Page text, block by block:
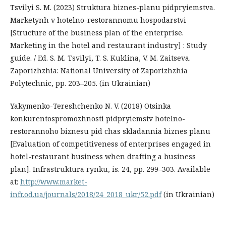
Tsvilyi S. M. (2023) Struktura biznes-planu pidpryiemstva.
Marketynh v hotelno-restorannomu hospodarstvi
[Structure of the business plan of the enterprise.
Marketing in the hotel and restaurant industry] : Study
guide. / Ed. S. M. Tsvilyi, T. S. Kuklina, V. M. Zaitseva.
Zaporizhzhia: National University of Zaporizhzhia
Polytechnic, pр. 203–205. (in Ukrainian)
Yakymenko-Tereshchenko N. V. (2018) Otsinka
konkurentospromozhnosti pidpryiemstv hotelno-
restorannoho biznesu pid chas skladannia biznes planu
[Evaluation of competitiveness of enterprises engaged in
hotel-restaurant business when drafting a business
plan]. Infrastruktura rynku, is. 24, pp. 299–303. Available
at: http://www.market-
infr.od.ua/journals/2018/24_2018_ukr/52.pdf(in Ukrainian)